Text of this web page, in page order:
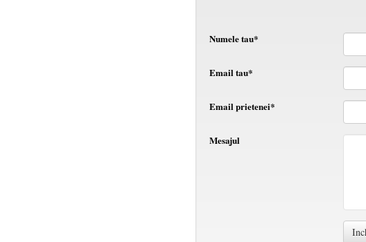
Numele tau*
Email tau*
Email prietenei*
Mesajul